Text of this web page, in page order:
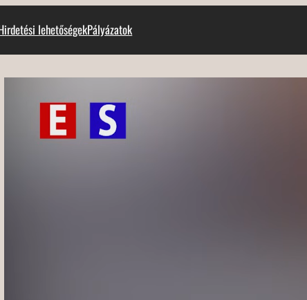
lehetőségekPályázatok